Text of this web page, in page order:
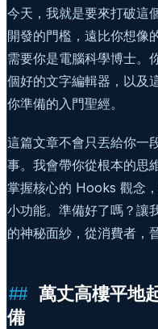
今天，我就是要來打破這
開發的門檻，遠比你想像
需要你是電腦科學博士。
個好的文字編輯器，以及
你準備的入門聖經。
這篇文章不會只丟給你一
事。我會帶你從根本的思
掌握核心的 Hooks 觀念
小功能。準備好了嗎？讓
的神秘面紗，從消費者，
萬丈高樓平地
備